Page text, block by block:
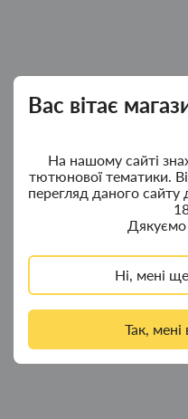
Вас вітає
На нашому сайті
тютюнової тематики.
перегляд даного сайту
Дякуємо
Ні, мені
Так, мені